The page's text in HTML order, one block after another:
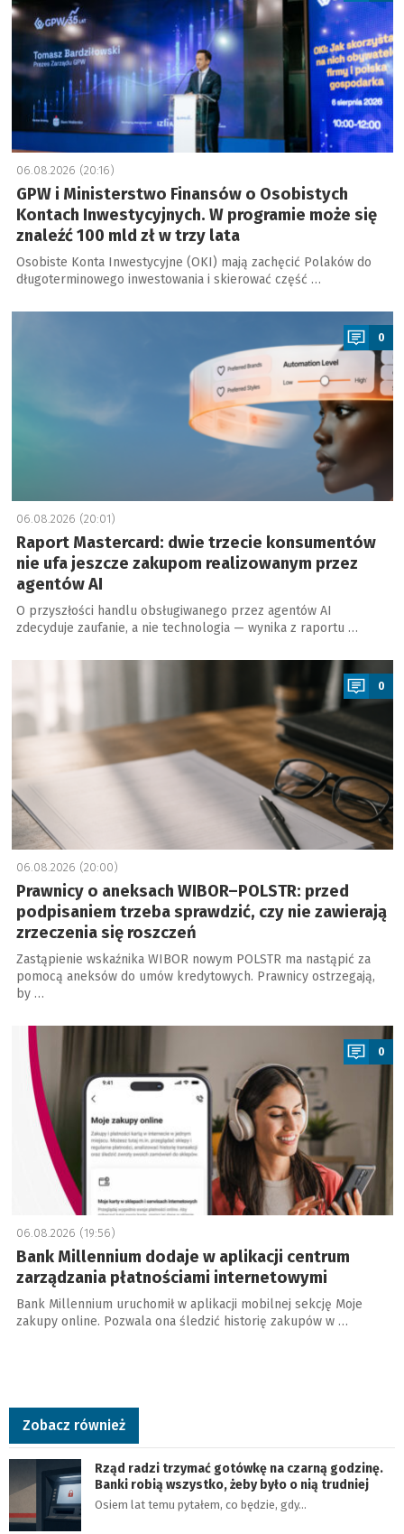
06.08.2026 (20:16)
GPW i Ministerstwo Finansów o Osobistych
Kontach Inwestycyjnych. W programie może się
znaleźć 100 mld zł w trzy lata
Osobiste Konta Inwestycyjne (OKI) mają zachęcić Polaków do
długoterminowego inwestowania i skierować część …
a
0
06.08.2026 (20:01)
Raport Mastercard: dwie trzecie konsumentów
nie ufa jeszcze zakupom realizowanym przez
agentów AI
O przyszłości handlu obsługiwanego przez agentów AI
zdecyduje zaufanie, a nie technologia — wynika z raportu …
a
0
06.08.2026 (20:00)
Prawnicy o aneksach WIBOR–POLSTR: przed
podpisaniem trzeba sprawdzić, czy nie zawierają
zrzeczenia się roszczeń
Zastąpienie wskaźnika WIBOR nowym POLSTR ma nastąpić za
pomocą aneksów do umów kredytowych. Prawnicy ostrzegają,
by …
0
06.08.2026 (19:56)
Bank Millennium dodaje w aplikacji centrum
zarządzania płatnościami internetowymi
Bank Millennium uruchomił w aplikacji mobilnej sekcję Moje
zakupy online. Pozwala ona śledzić historię zakupów w …
Zobacz również
Rząd radzi trzymać gotówkę na czarną godzinę.
Banki robią wszystko, żeby było o nią trudniej
Osiem lat temu pytałem, co będzie, gdy…